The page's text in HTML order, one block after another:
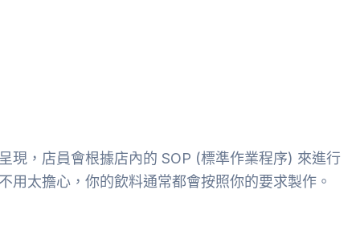
現，店員會根據店內的 SOP (標準作業程序) 來進行
用太擔心，你的飲料通常都會按照你的要求製作。